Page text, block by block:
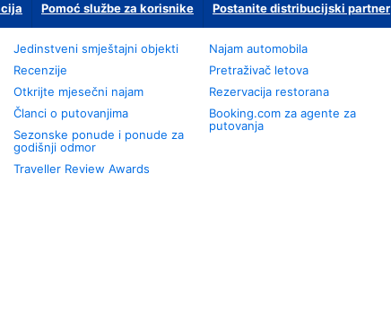
Pomoć službe za korisnike Postanite distribucijski partner
Jedinstveni smještajni objekti
Recenzije
Otkrijte mjesečni najam
Članci o putovanjima
Sezonske ponude i ponude za
godišnji odmor
Traveller Review Awards
Najam automobila
Pretraživač letova
Rezervacija restorana
Booking.com za agente za
putovanja